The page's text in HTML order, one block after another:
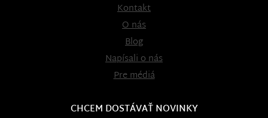
Kontakt
O nás
Blog
Napísali o nás
Pre médiá
CHCEM DOSTÁVAŤ NOVINKY